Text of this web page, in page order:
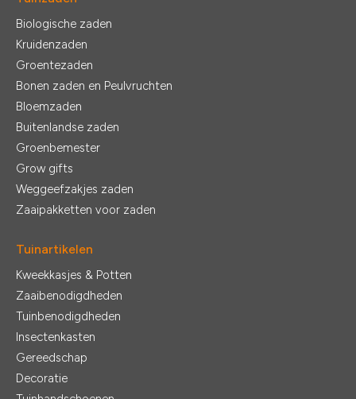
Biologische zaden
Kruidenzaden
Groentezaden
Bonen zaden en Peulvruchten
Bloemzaden
Buitenlandse zaden
Groenbemester
Grow gifts
Weggeefzakjes zaden
Zaaipakketten voor zaden
Tuinartikelen
Kweekkasjes & Potten
Zaaibenodigdheden
Tuinbenodigdheden
Insectenkasten
Gereedschap
Decoratie